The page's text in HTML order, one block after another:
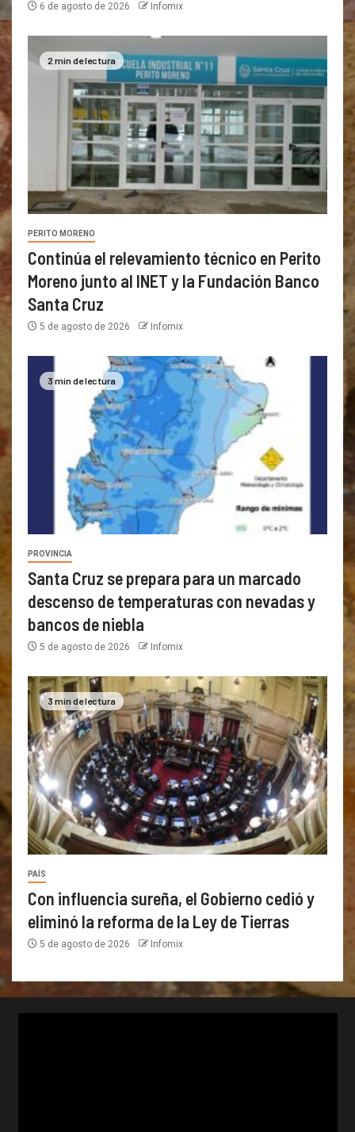
6 de agosto de 2026 Infomix
2 min de lectura
PERITO MORENO
Continúa el relevamiento técnico en Perito
Moreno junto al INET y la Fundación Banco
Santa Cruz
5 de agosto de 2026 Infomix
3 min de lectura
PROVINCIA
Santa Cruz se prepara para un marcado
descenso de temperaturas con nevadas y
bancos de niebla
5 de agosto de 2026 Infomix
3 min de lectura
PAÍS
Con influencia sureña, el Gobierno cedió y
eliminó la reforma de la Ley de Tierras
5 de agosto de 2026 Infomix